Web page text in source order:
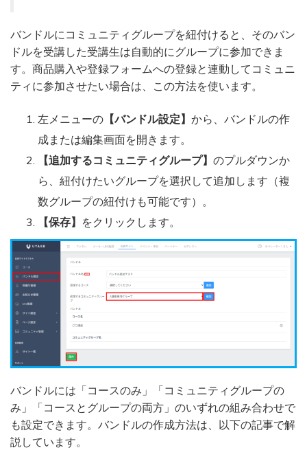
バンドルにコミュニティグループを紐付けると、そのバン
ドルを受講した受講生は自動的にグループに参加できま
す。商品購入や登録フォームへの登録と連動してコミュニ
ティに参加させたい場合は、この方法を使います。
左メニューの 【バンドル設定】 から、バンドルの作
成または編集画面を開きます。
【追加するコミュニティグループ】 のプルダウンか
ら、紐付けたいグループを選択して追加します（複
数グループの紐付けも可能です）。
【保存】 をクリックします。
バンドルには「コースのみ」「コミュニティグループの
み」「コースとグループの両方」のいずれの組み合わせで
も設定できます。バンドルの作成方法は、以下の記事で解
説しています。